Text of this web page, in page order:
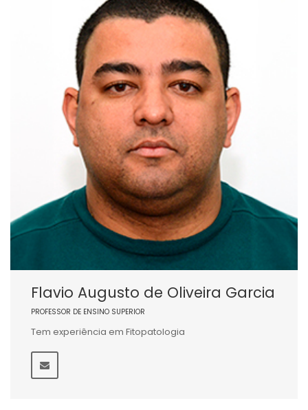
Flavio Augusto de Oliveira Garcia
PROFESSOR DE ENSINO SUPERIOR
Tem experiência em Fitopatologia